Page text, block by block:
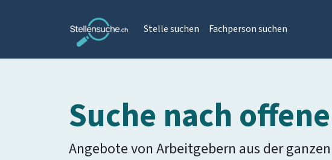
Stelle suchen Fachperson suchen
Suche nach
Angebote von Arbeitgebern aus der